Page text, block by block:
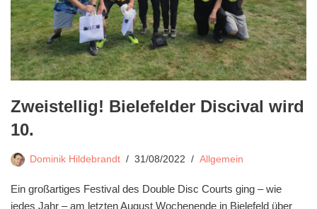
Zweistellig! Bielefelder Discival wird
10.
Dominik Hildebrandt 31/08/2022 Allgemein
Ein großartiges Festival des Double Disc Courts ging – wie
jedes Jahr – am letzten August Wochenende in Bielefeld über